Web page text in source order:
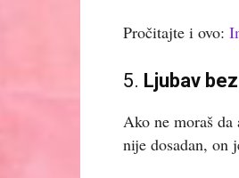
Pročitajte i ovo:
5. Ljubav
Ako ne moraš
nije dosadan, on